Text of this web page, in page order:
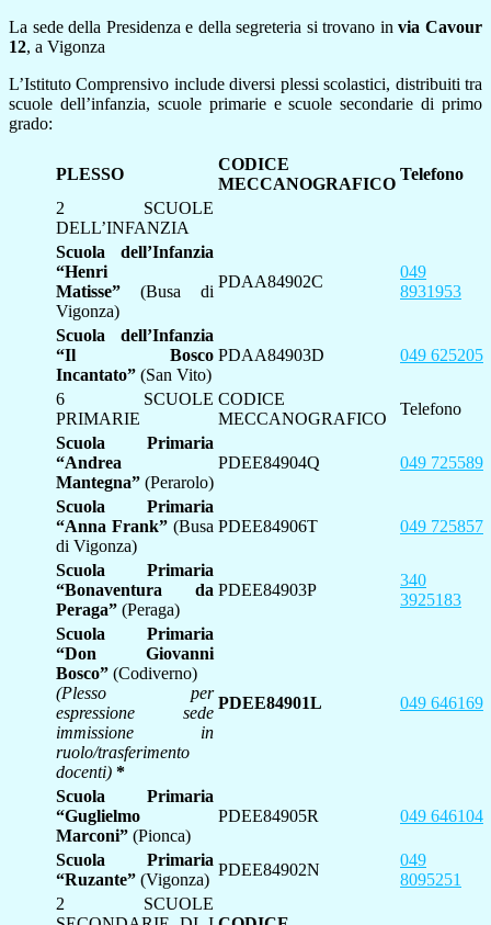
La sede della Presidenza e della segreteria si trovano in via Cavour
12, a Vigonza
L’Istituto Comprensivo include diversi plessi scolastici, distribuiti tra
scuole dell’infanzia, scuole primarie e scuole secondarie di primo
grado:
PLESSO
CODICE
MECCANOGRAFICO
Telefono
2 SCUOLE
DELL’INFANZIA
Scuola dell’Infanzia
“Henri
Matisse”
(Busa di
Vigonza)
PDAA84902C
049
8931953
Scuola dell’Infanzia
“Il Bosco
Incantato” (San Vito)
PDAA84903D 049 625205
6 SCUOLE
PRIMARIE
CODICE
MECCANOGRAFICO
Telefono
Scuola Primaria
“Andrea
Mantegna” (Perarolo)
PDEE84904Q 049 725589
Scuola Primaria
“Anna Frank” (Busa
di Vigonza)
PDEE84906T 049 725857
Scuola Primaria
“Bonaventura da
Peraga” (Peraga)
PDEE84903P
340
3925183
Scuola Primaria
“Don Giovanni
Bosco” (Codiverno)
(Plesso per
espressione sede
immissione in
ruolo/trasferimento
docenti) *
PDEE84901L 049 646169
Scuola Primaria
“Guglielmo
Marconi” (Pionca)
PDEE84905R 049 646104
Scuola Primaria
“Ruzante” (Vigonza)
PDEE84902N
049
8095251
2 SCUOLE